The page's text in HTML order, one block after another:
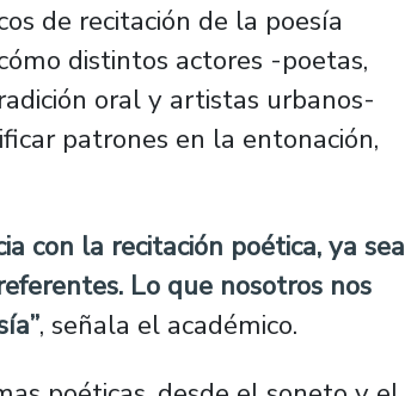
de recitación de la poesía
distintos actores -poetas,
oral y artistas urbanos-
patrones en la entonación,
con la recitación poética, ya sea
Lo que nosotros nos
, señala el académico.